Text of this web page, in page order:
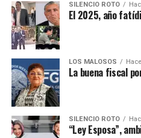
SILENCIO ROTO
El 2025, año
LOS MALOSOS
La buena fiscal
SILENCIO ROTO
“Ley Esposa”,